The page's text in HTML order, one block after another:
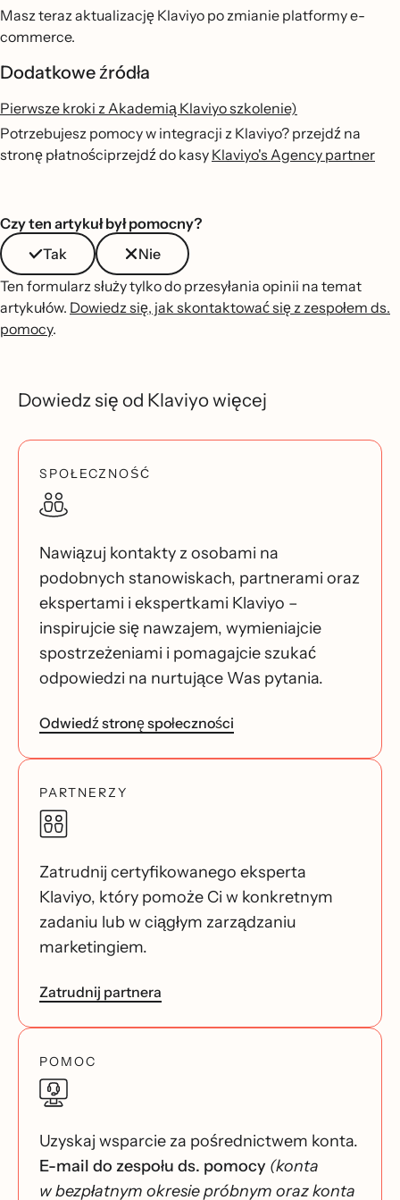
Masz teraz aktualizację Klaviyo po zmianie platformy e-
commerce.
Dodatkowe źródła
Pierwsze kroki z Akademią Klaviyo szkolenie)
Potrzebujesz pomocy w integracji z Klaviyo? przejdź na
stronę płatnościprzejdź do kasy Klaviyo's Agency partner
Czy ten artykuł był pomocny?
Tak
Nie
Ten formularz służy tylko do przesyłania opinii na temat
artykułów. Dowiedz się, jak skontaktować się z zespołem ds.
pomocy.
Dowiedz się od Klaviyo więcej
SPOŁECZNOŚĆ
Nawiązuj kontakty z osobami na
podobnych stanowiskach, partnerami oraz
ekspertami i ekspertkami Klaviyo –
inspirujcie się nawzajem, wymieniajcie
spostrzeżeniami i pomagajcie szukać
odpowiedzi na nurtujące Was pytania.
Odwiedź stronę społeczności
PARTNERZY
Zatrudnij certyfikowanego eksperta
Klaviyo, który pomoże Ci w konkretnym
zadaniu lub w ciągłym zarządzaniu
marketingiem.
Zatrudnij partnera
POMOC
Uzyskaj wsparcie za pośrednictwem konta.
E-mail do zespołu ds. pomocy (konta
w bezpłatnym okresie próbnym oraz konta